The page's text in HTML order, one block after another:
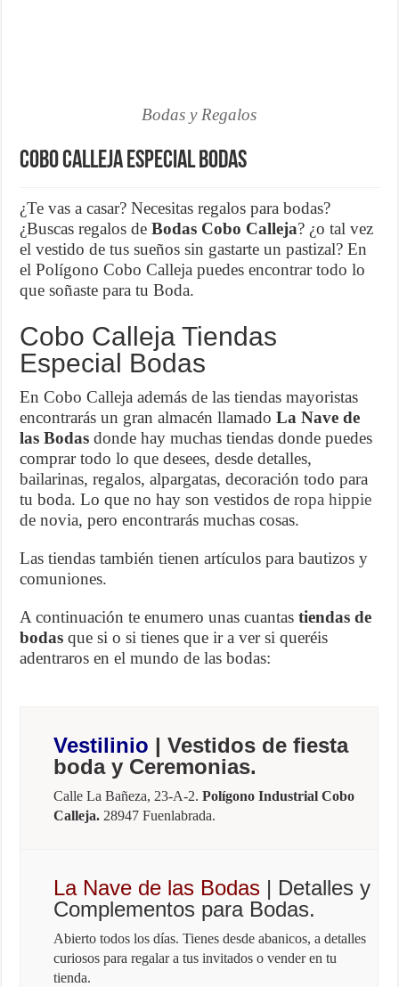
Bodas y Regalos
Cobo Calleja Especial Bodas
¿Te vas a casar? Necesitas regalos para bodas?
¿Buscas regalos deBodas Cobo Calleja? ¿o tal vez
el vestido de tus sueños sin gastarte un pastizal? En
el Polígono Cobo Calleja puedes encontrar todo lo
que soñaste para tu Boda.
Cobo Calleja Tiendas
Especial Bodas
En Cobo Calleja además de las tiendas mayoristas
encontrarás un gran almacén llamadoLa Nave de
las Bodas donde hay muchas tiendas donde puedes
comprar todo lo que desees, desde detalles,
bailarinas, regalos, alpargatas, decoración todo para
tu boda. Lo que no hay son vestidos deropa hippie
de novia, pero encontrarás muchas cosas.
Las tiendas también tienen artículos para bautizos y
comuniones.
A continuación te enumero unas cuantastiendas de
bodas que si o si tienes que ir a ver si queréis
adentraros en el mundo de las bodas:
Vestilinio | Vestidos de fiesta
boda y Ceremonias.
Calle La Bañeza, 23-A-2. Polígono Industrial Cobo
Calleja. 28947 Fuenlabrada.
La Nave de las Bodas| Detalles y
Complementos para Bodas.
Abierto todos los días. Tienes desde abanicos, a detalles
curiosos para regalar a tus invitados o vender en tu
tienda.